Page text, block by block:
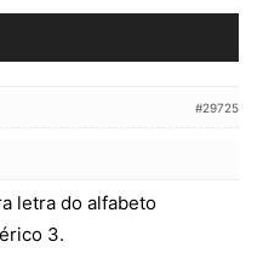
#29725
letra do alfabeto
3.